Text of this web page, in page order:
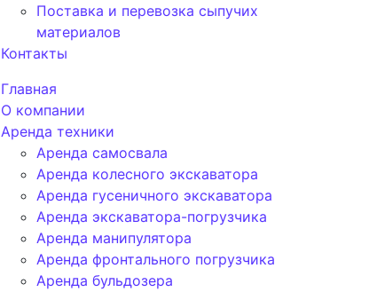
Поставка и перевозка сыпучих
материалов
Контакты
Главная
О компании
Аренда техники
Аренда самосвала
Аренда колесного экскаватора
Аренда гусеничного экскаватора
Аренда экскаватора-погрузчика
Аренда манипулятора
Аренда фронтального погрузчика
Аренда бульдозера